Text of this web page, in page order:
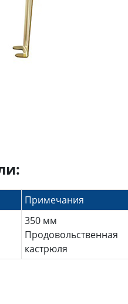
Примечания
350 мм
Продовольственная
кастрюля